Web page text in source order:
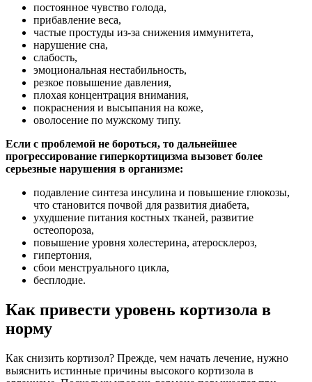
постоянное чувство голода,
прибавление веса,
частые простуды из-за снижения иммунитета,
нарушение сна,
слабость,
эмоциональная нестабильность,
резкое повышение давления,
плохая концентрация внимания,
покраснения и высыпания на коже,
оволосение по мужскому типу.
Если с проблемой не бороться, то дальнейшее
прогрессирование гиперкортицизма вызовет более
серьезные нарушения в организме:
подавление синтеза инсулина и повышение глюкозы,
что становится почвой для развития диабета,
ухудшение питания костных тканей, развитие
остеопороза,
повышение уровня холестерина, атеросклероз,
гипертония,
сбои менструального цикла,
бесплодие.
Как привести уровень кортизола в
норму
Как снизить кортизол? Прежде, чем начать лечение, нужно
выяснить истинные причины высокого кортизола в